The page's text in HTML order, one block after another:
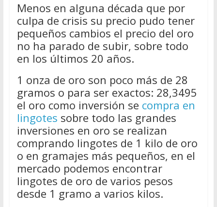
Menos en alguna década que por
culpa de crisis su precio pudo tener
pequeños cambios el precio del oro
no ha parado de subir, sobre todo
en los últimos 20 años.
1 onza de oro son poco más de 28
gramos o para ser exactos: 28,3495
el oro como inversión se compra en
lingotes sobre todo las grandes
inversiones en oro se realizan
comprando lingotes de 1 kilo de oro
o en gramajes más pequeños, en el
mercado podemos encontrar
lingotes de oro de varios pesos
desde 1 gramo a varios kilos.